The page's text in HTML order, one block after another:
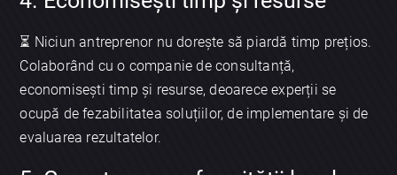
⏳ Niciun antreprenor nu dorește să piardă timp prețios.
Colaborând cu o companie de consultanță,
economisești timp și resurse, deoarece experții se
ocupă de fezabilitatea soluțiilor, de implementare și de
evaluarea rezultatelor.